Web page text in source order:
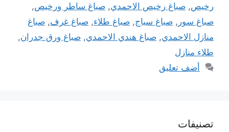
رخيص, صباغ رخيص الاحمدي, صباغ ساطر ورخيص,
صباغ سور , صباغ سياج, صباغ طلاء, صباغ غرف, صباغ
منازل الاحمدي, صباغ هندي الاحمدي, صباغ ورق جدران,
طلاء منازل
أضف تعليق
تصنيفات